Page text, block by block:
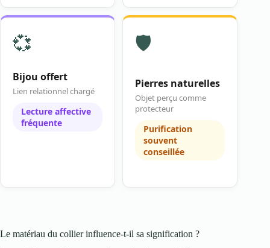
💞
Bijou offert
Lien relationnel chargé
Lecture affective
fréquente
🛡️
Pierres naturelles
Objet perçu comme
protecteur
Purification
souvent
conseillée
Le matériau du collier influence-t-il sa signification ?